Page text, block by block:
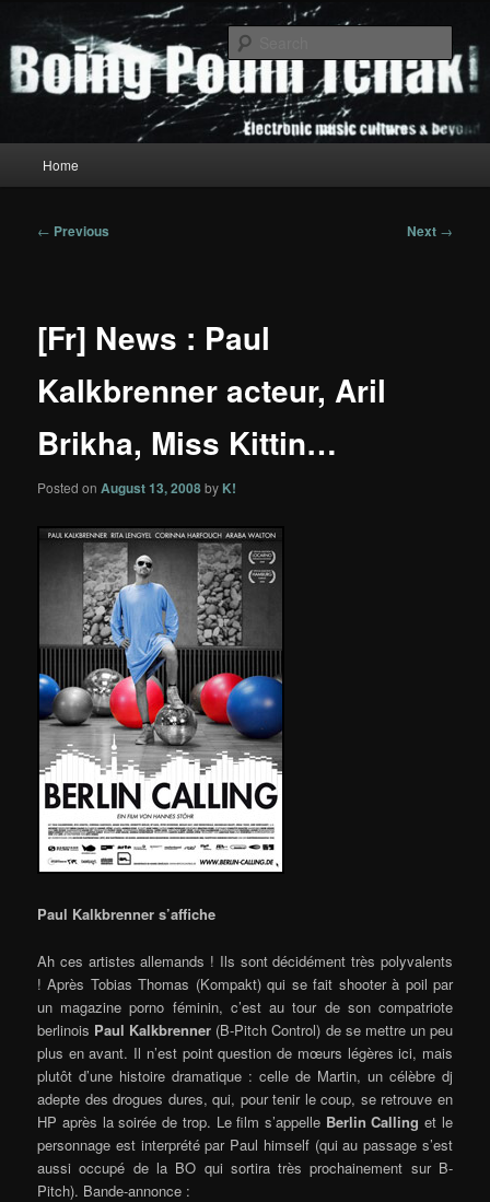
primary
contentBoing Poum Tchak!
Home
Post
← Previous Next →
[Fr] News : Paul
Kalkbrenner acteur, Aril
Brikha, Miss Kittin…
Posted onAugust 13, 2008by K!
Paul Kalkbrenner s’affiche
Ah ces artistes allemands ! Ils sont décidément très polyvalents
! Après Tobias Thomas (Kompakt) qui se fait shooter à poil par
un magazine porno féminin, c’est au tour de son compatriote
berlinois Paul Kalkbrenner (B-Pitch Control) de se mettre un peu
plus en avant. Il n’est point question de mœurs légères ici, mais
plutôt d’une histoire dramatique : celle de Martin, un célèbre dj
adepte des drogues dures, qui, pour tenir le coup, se retrouve en
HP après la soirée de trop. Le film s’appelle Berlin Calling et le
personnage est interprété par Paul himself (qui au passage s’est
aussi occupé de la BO qui sortira très prochainement sur B-
Pitch). Bande-annonce :